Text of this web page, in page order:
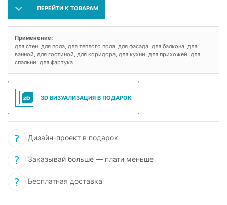
ПЕРЕЙТИ К ТОВАРАМ
Применение:
для стен, для пола, для теплого пола, для фасада, для балкона, для
ванной, для гостиной, для коридора, для кухни, для прихожей, для
спальни, для фартука
3D ВИЗУАЛИЗАЦИЯ В ПОДАРОК
Дизайн-проект в подарок
Заказывай больше — плати меньше
Бесплатная доставка